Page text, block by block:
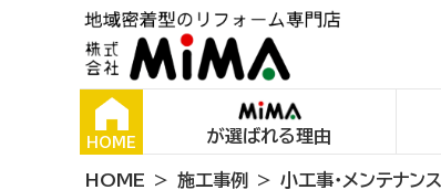
HOME が選ばれる理由
HOME 施工事例 小工事・メンテナンス